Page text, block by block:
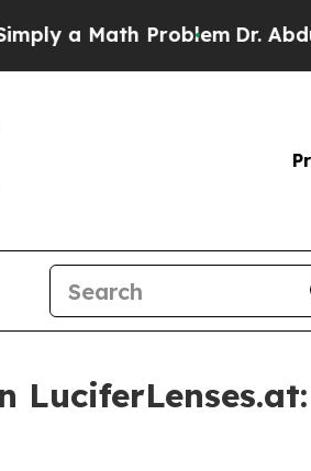
ProblemDr. Abdul El-